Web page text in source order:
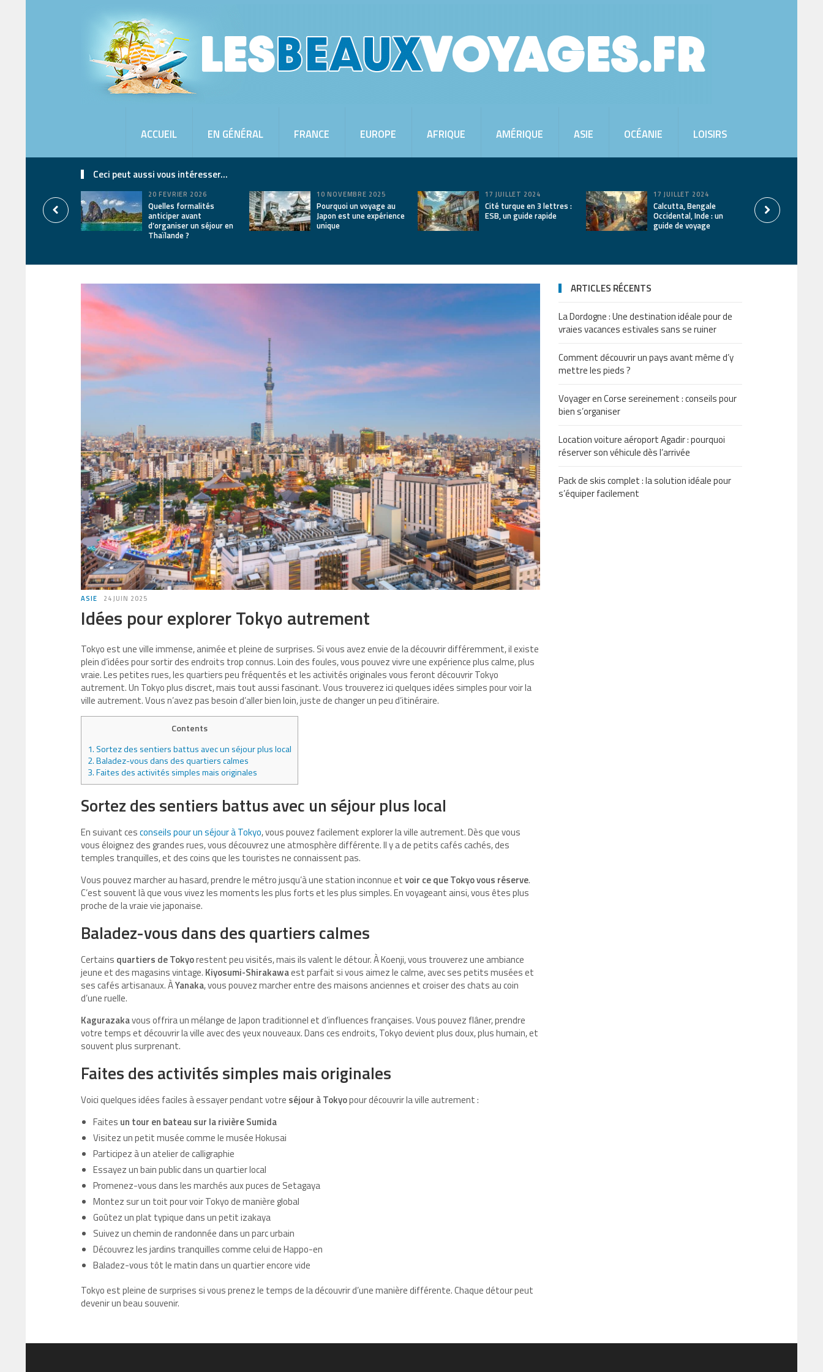
ACCUEIL EN GÉNÉRAL FRANCE EUROPE AFRIQUE AMÉRIQUE ASIE OCÉANIE LOISIRS
Ceci peut aussi vous intéresser...
20 FÉVRIER 2026
Quelles formalités
anticiper avant
d’organiser un séjour en
Thaïlande ?
10 NOVEMBRE 2025
Pourquoi un voyage au
Japon est une expérience
unique
17 JUILLET 2024
Cité turque en 3 lettres :
ESB, un guide rapide
17 JUILLET 2024
Calcutta, Bengale
Occidental, Inde : un
guide de voyage
ASIE 24 JUIN 2025
Idées pour explorer Tokyo autrement
Tokyo est une ville immense, animée et pleine de surprises. Si vous avez envie de la découvrir différemment, il existe
plein d’idées pour sortir des endroits trop connus. Loin des foules, vous pouvez vivre une expérience plus calme, plus
vraie. Les petites rues, les quartiers peu fréquentés et les activités originales vous feront découvrir Tokyo
autrement.Un Tokyo plus discret, mais tout aussi fascinant. Vous trouverez ici quelques idées simples pour voir la
ville autrement. Vous n’avez pas besoin d’aller bien loin, juste de changer un peu d’itinéraire.
Contents
1.Sortez des sentiers battus avec un séjour plus local
2.Baladez-vous dans des quartiers calmes
3.Faites des activités simples mais originales
Sortez des sentiers battus avec un séjour plus local
En suivant cesconseils pour un séjour à Tokyo, vous pouvez facilement explorer la ville autrement. Dès que vous
vous éloignez des grandes rues, vous découvrez une atmosphère différente. Il y a de petits cafés cachés, des
temples tranquilles, et des coins que les touristes ne connaissent pas.
Vous pouvez marcher au hasard, prendre le métro jusqu’à une station inconnue etvoir ce que Tokyo vous réserve.
C’est souvent là que vous vivez les moments les plus forts et les plus simples. En voyageant ainsi, vous êtes plus
proche de la vraie vie japonaise.
Baladez-vous dans des quartiers calmes
Certains quartiers de Tokyorestent peu visités, mais ils valent le détour. À Koenji, vous trouverez une ambiance
jeune et des magasins vintage. Kiyosumi-Shirakawaest parfait si vous aimez le calme, avec ses petits musées et
ses cafés artisanaux. ÀYanaka, vous pouvez marcher entre des maisons anciennes et croiser des chats au coin
d’une ruelle.
Kagurazakavous offrira un mélange de Japon traditionnel et d’influences françaises. Vous pouvez flâner, prendre
votre temps et découvrir la ville avec des yeux nouveaux. Dans ces endroits, Tokyo devient plus doux, plus humain, et
souvent plus surprenant.
Faites des activités simples mais originales
Voici quelques idées faciles à essayer pendant votre séjour à Tokyopour découvrir la ville autrement :
Faites un tour en bateau sur la rivière Sumida
Visitez un petit musée comme le musée Hokusai
Participez à un atelier de calligraphie
Essayez un bain public dans un quartier local
Promenez-vous dans les marchés aux puces de Setagaya
Montez sur un toit pour voir Tokyo de manière global
Goûtez un plat typique dans un petit izakaya
Suivez un chemin de randonnée dans un parc urbain
Découvrez les jardins tranquilles comme celui de Happo-en
Baladez-vous tôt le matin dans un quartier encore vide
Tokyo est pleine de surprises si vous prenez le temps de la découvrir d’une manière différente. Chaque détour peut
devenir un beau souvenir.
ARTICLES RÉCENTS
La Dordogne : Une destination idéale pour de
vraies vacances estivales sans se ruiner
Comment découvrir un pays avant même d’y
mettre les pieds ?
Voyager en Corse sereinement : conseils pour
bien s’organiser
Location voiture aéroport Agadir : pourquoi
réserver son véhicule dès l’arrivée
Pack de skis complet : la solution idéale pour
s’équiper facilement